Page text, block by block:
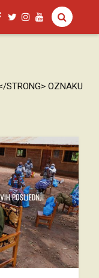
STRONG> OZNAKU